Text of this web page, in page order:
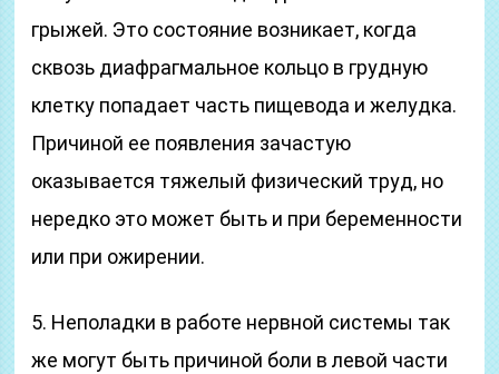
грыжей. Это состояние возникает, когда
сквозь диафрагмальное кольцо в грудную
клетку попадает часть пищевода и желудка.
Причиной ее появления зачастую
оказывается тяжелый физический труд, но
нередко это может быть и при беременности
или при ожирении.
5. Неполадки в работе нервной системы так
же могут быть причиной боли в левой части